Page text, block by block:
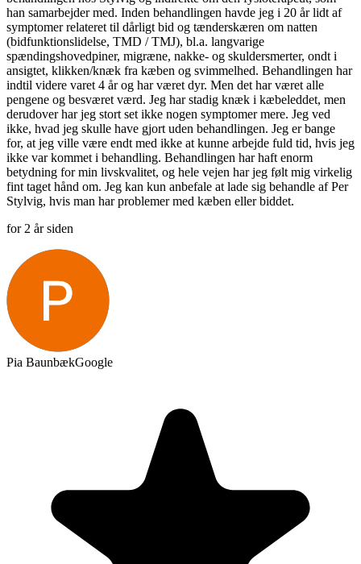
han samarbejder med. Inden behandlingen havde jeg i 20 år lidt af
symptomer relateret til dårligt bid og tænderskæren om natten
(bidfunktionslidelse, TMD / TMJ), bl.a. langvarige
spændingshovedpiner, migræne, nakke- og skuldersmerter, ondt i
ansigtet, klikken/knæk fra kæben og svimmelhed. Behandlingen har
indtil videre varet 4 år og har været dyr. Men det har været alle
pengene og besværet værd. Jeg har stadig knæk i kæbeleddet, men
derudover har jeg stort set ikke nogen symptomer mere. Jeg ved
ikke, hvad jeg skulle have gjort uden behandlingen. Jeg er bange
for, at jeg ville være endt med ikke at kunne arbejde fuld tid, hvis jeg
ikke var kommet i behandling. Behandlingen har haft enorm
betydning for min livskvalitet, og hele vejen har jeg følt mig virkelig
fint taget hånd om. Jeg kan kun anbefale at lade sig behandle af Per
Stylvig, hvis man har problemer med kæben eller biddet.
for 2 år siden
Pia BaunbækGoogle